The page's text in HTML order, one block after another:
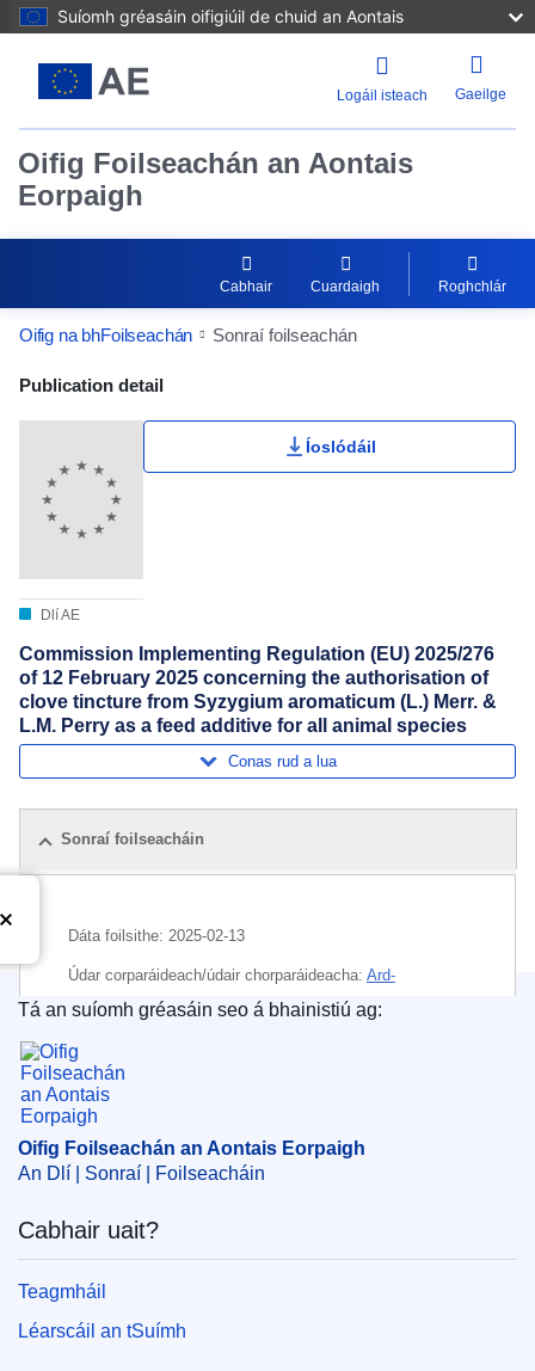
Suíomh gréasáin oifigiúil de chuid an Aontais
Logáil isteach Gaeilge
Oifig Foilseachán an Aontais
Eorpaigh
Cabhair Cuardaigh Roghchlár
Oifig na bhFoilseachán Sonraí foilseachán
Publication Detail Actions Portlet
Publication detail
Dlí AE
Íoslódáil
Commission Implementing Regulation (EU) 2025/276
of 12 February 2025 concerning the authorisation of
clove tincture from Syzygium aromaticum (L.) Merr. &
L.M. Perry as a feed additive for all animal species
Conas rud a lua
Sonraí foilseacháin
Dáta foilsithe: 2025-02-13
Údar corparáideach/údair chorparáideacha: Ard-
Stiúrthóireacht um Shláinte agus Sábháilteacht Bia
Ábhar: blastán
ábhair beathúcháin ainmhithe
CELEX : 32025R0276
OJ : L_202500276
pdfa2a
Oifig Foilseachán an Aontais Eorpaigh
Tá an suíomh gréasáin seo á bhainistiú ag:
Oifig Foilseachán an Aontais Eorpaigh
An Dlí | Sonraí | Foilseacháin
Cabhair uait?
Teagmháil
Léarscáil an tSuímh